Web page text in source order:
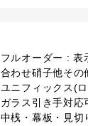
フルオーダー : 表
合わせ硝子他その
ユニフィックス(
ガラス引き手対応
中桟・幕板・見切